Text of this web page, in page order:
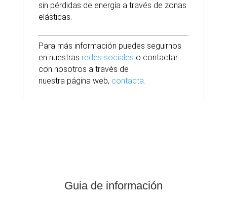
sin pérdidas de energía a través de zonas
elásticas.
Para más información puedes seguirnos
en nuestras redes sociales o contactar
con nosotros a través de
nuestra página web, contacta.
Guia de información